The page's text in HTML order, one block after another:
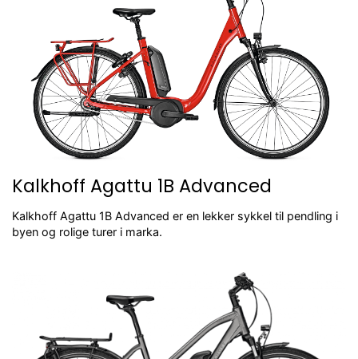
Kalkhoff Agattu 1B Advanced
Kalkhoff Agattu 1B Advanced er en lekker sykkel til pendling i
byen og rolige turer i marka.